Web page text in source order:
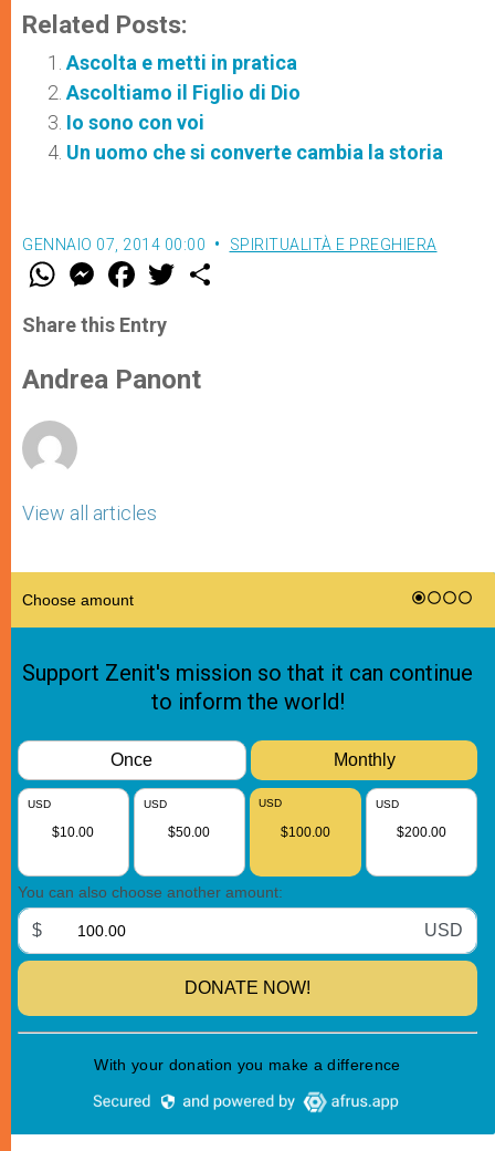
Related Posts:
Ascolta e metti in pratica
Ascoltiamo il Figlio di Dio
Io sono con voi
Un uomo che si converte cambia la storia
GENNAIO 07, 2014 00:00 SPIRITUALITÀ E PREGHIERA
W
t
s
p
p
M
e
s
e
g
e
F
a
e
b
o
k
w
r
Share this Entry
Andrea Panont
View all articles